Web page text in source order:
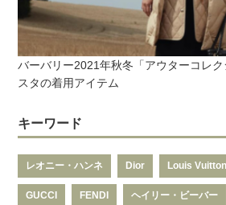
バーバリー2021年秋冬「アウターコレ
スタの着用アイテム
キーワード
レオニー・ハンネ Dior Louis Vuitton
GUCCI FENDI ヘイリー・ビーバー